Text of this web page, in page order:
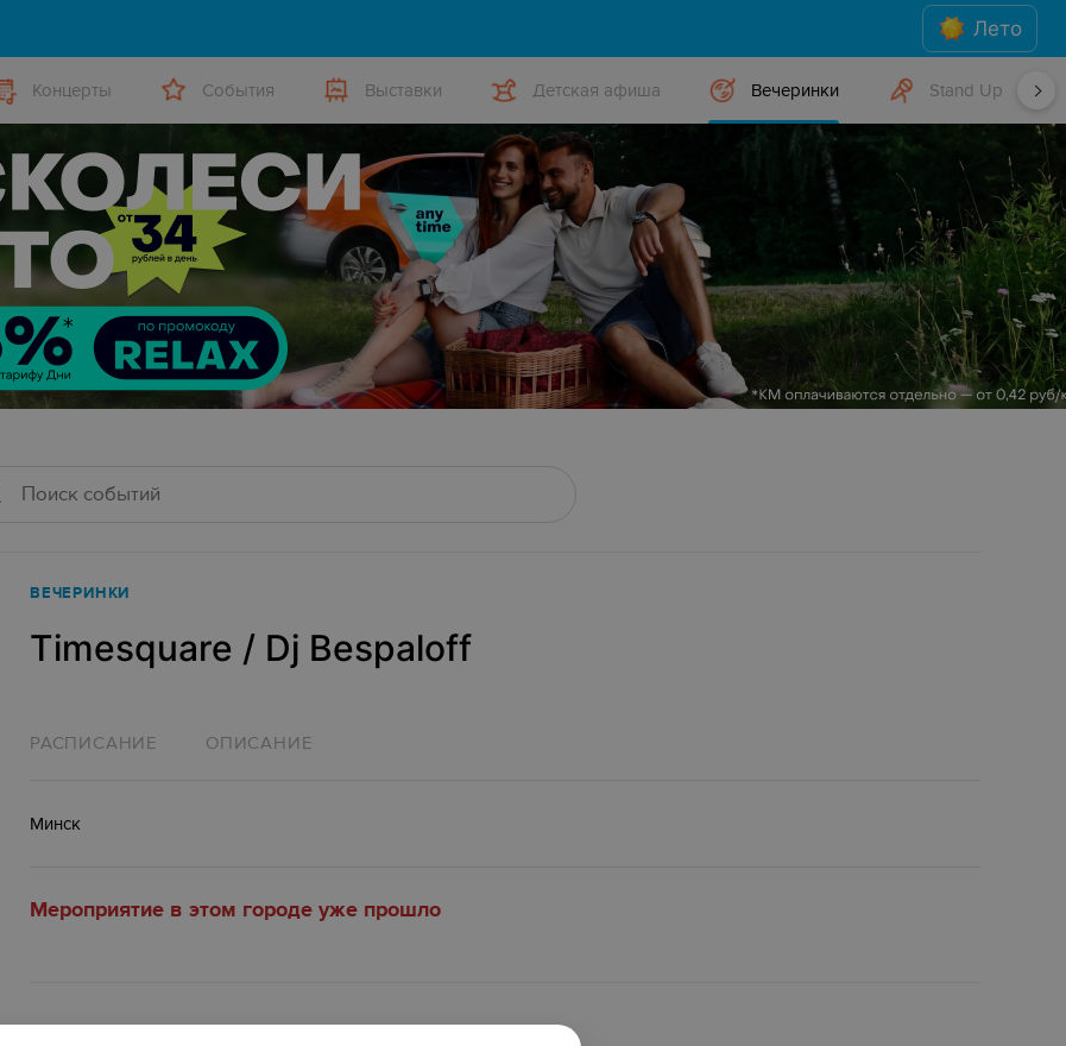
Лето
Концерты События Выставки Детская афиша Вечеринки Stand Up
ВЕЧЕРИНКИ
Timesquare / Dj Bespaloff
РАСПИСАНИЕ ОПИСАНИЕ
Минск
Мероприятие в этом городе уже прошло